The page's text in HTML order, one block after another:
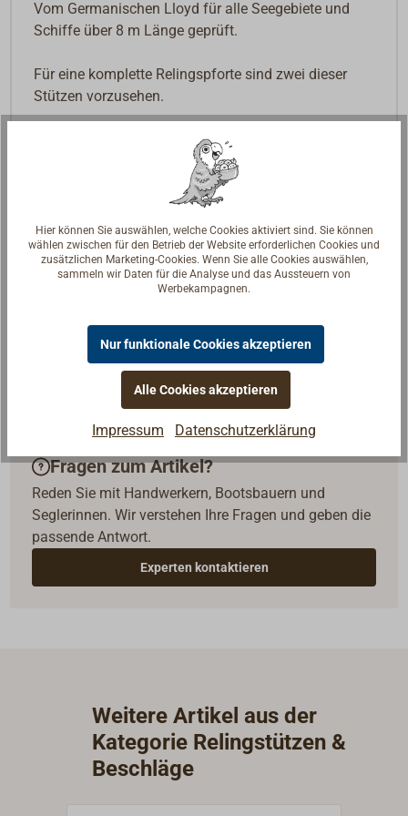
Vom Germanischen Lloyd für alle Seegebiete und
Schiffe über 8 m Länge geprüft.
Für eine komplette Relingspforte sind zwei dieser
Stützen vorzusehen.
Fragen zum Artikel?
Reden Sie mit Handwerkern, Bootsbauern und
Seglerinnen. Wir verstehen Ihre Fragen und geben die
passende Antwort.
Experten kontaktieren
Weitere Artikel aus der
Kategorie Relingstützen &
Beschläge
Hier können Sie auswählen, welche Cookies aktiviert sind. Sie können
wählen zwischen für den Betrieb der Website erforderlichen Cookies und
zusätzlichen Marketing-Cookies. Wenn Sie alle Cookies auswählen,
sammeln wir Daten für die Analyse und das Aussteuern von
Werbekampagnen.
Nur funktionale Cookies akzeptieren
Alle Cookies akzeptieren
Impressum Datenschutzerklärung